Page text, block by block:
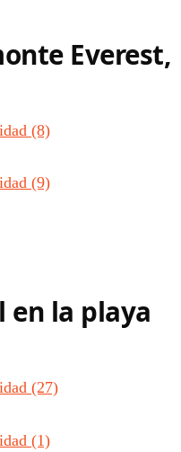
Everest,
en la playa